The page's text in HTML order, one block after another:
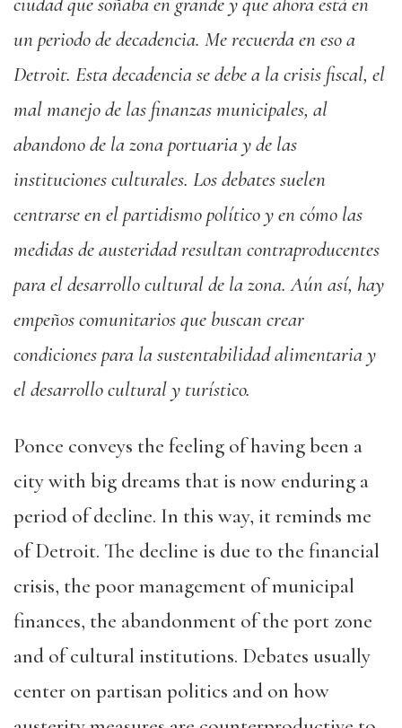
un periodo de decadencia. Me recuerda en eso a
Detroit. Esta decadencia se debe a la crisis fiscal, el
mal manejo de las finanzas municipales, al
abandono de la zona portuaria y de las
instituciones culturales. Los debates suelen
centrarse en el partidismo político y en cómo las
medidas de austeridad resultan contraproducentes
para el desarrollo cultural de la zona. Aún así, hay
empeños comunitarios que buscan crear
condiciones para la sustentabilidad alimentaria y
el desarrollo cultural y turístico.
Ponce conveys the feeling of having been a
city with big dreams that is now enduring a
period of decline. In this way, it reminds me
of Detroit. The decline is due to the financial
crisis, the poor management of municipal
finances, the abandonment of the port zone
and of cultural institutions. Debates usually
center on partisan politics and on how